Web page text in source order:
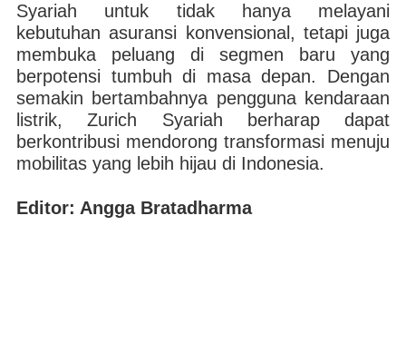
Syariah untuk tidak hanya melayani
kebutuhan asuransi konvensional, tetapi juga
membuka peluang di segmen baru yang
berpotensi tumbuh di masa depan. Dengan
semakin bertambahnya pengguna kendaraan
listrik, Zurich Syariah berharap dapat
berkontribusi mendorong transformasi menuju
mobilitas yang lebih hijau di Indonesia.
Editor: Angga Bratadharma